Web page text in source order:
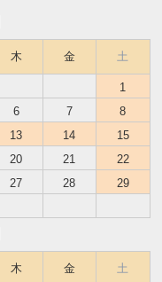
木 金 土
1
6 7
8
13 14
15
20 21
22
27 28
29
木 金 土